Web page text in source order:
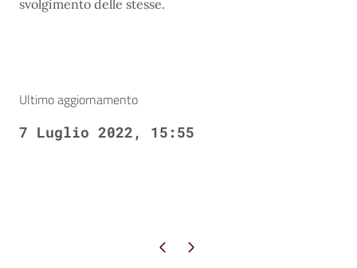
svolgimento delle stesse.
Ultimo aggiornamento
7 Luglio 2022, 15:55
Pagina precedente
Pagina successiva